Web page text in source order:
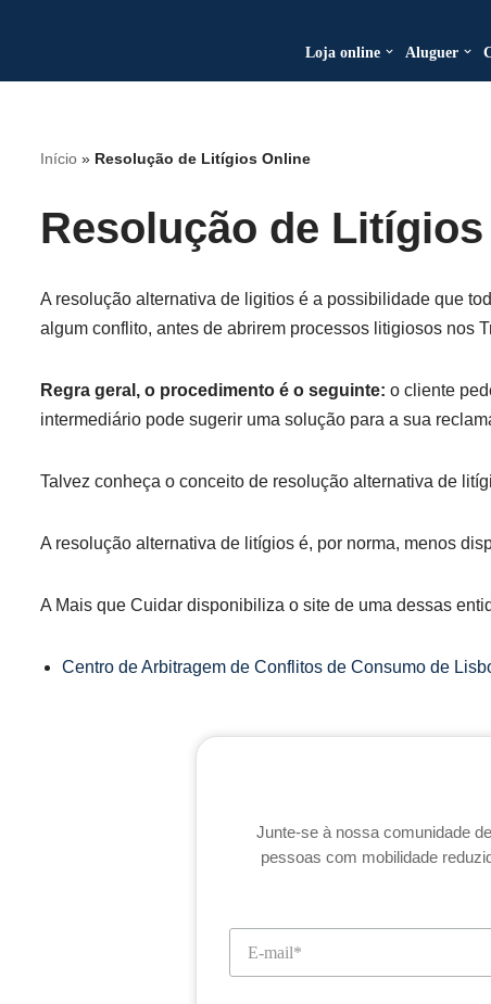
Loja online Aluguer
Início » Resolução de Litígios Online
Resolução de
A resolução alternativa de ligitios é a possibilidade que
algum conflito, antes de abrirem processos litigiosos nos
Regra geral, o procedimento é o seguinte: o cliente
intermediário pode sugerir uma solução para a sua
Talvez conheça o conceito de resolução alternativa de
A resolução alternativa de litígios é, por norma, menos
A Mais que Cuidar disponibiliza o site de uma dessas
Centro de Arbitragem de Conflitos de Consumo de
Junte-se à nossa comunidade
pessoas com mobilidade